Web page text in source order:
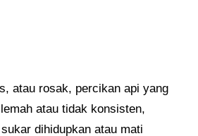
atau rosak, percikan api yang
atau tidak konsisten,
dihidupkan atau mati